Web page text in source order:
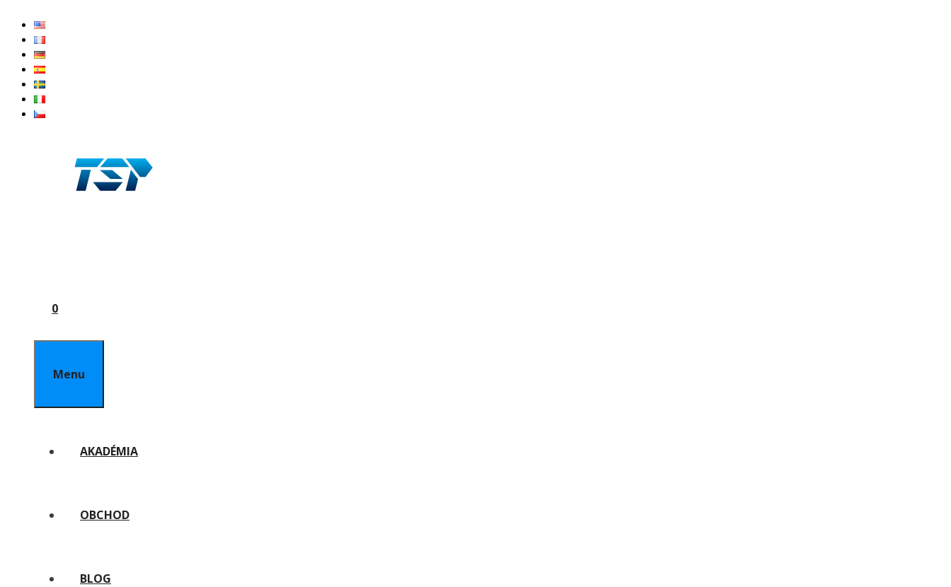
obsah
0
Menu
AKADÉMIA
OBCHOD
BLOG